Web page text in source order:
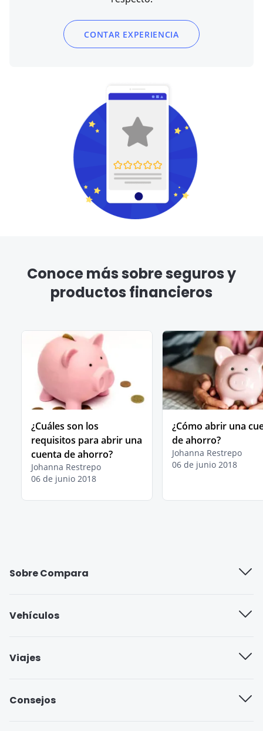
CONTAR EXPERIENCIA
Conoce más sobre seguros y
productos financieros
¿Cuáles son los
requisitos para abrir una
cuenta de ahorro?
Johanna Restrepo
06 de junio 2018
¿Cómo abrir una
de ahorro?
Johanna Restrepo
06 de junio 2018
Sobre Compara
Blog
Vehículos
Seguro cobertura básica
Viajes
Consejos